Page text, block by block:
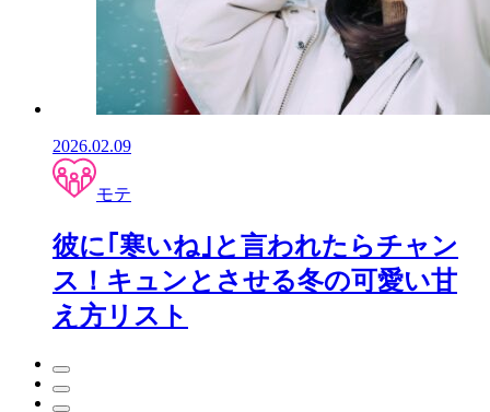
2026.02.09
モテ
彼に｢寒いね｣と言われたらチャン
ス！キュンとさせる冬の可愛い甘
え方リスト